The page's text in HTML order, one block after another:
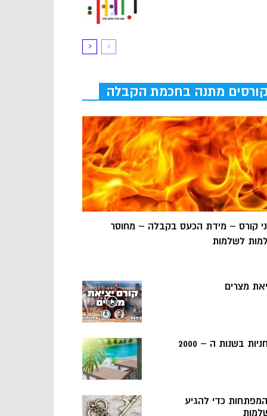
קורסים מתנה בחכמת הקבלה
קורס – מידת הכעס בקבלה – מחוסר
לשלמות
מצרים
בשנות ה – 2000
5 המפתחות כדי להגיע